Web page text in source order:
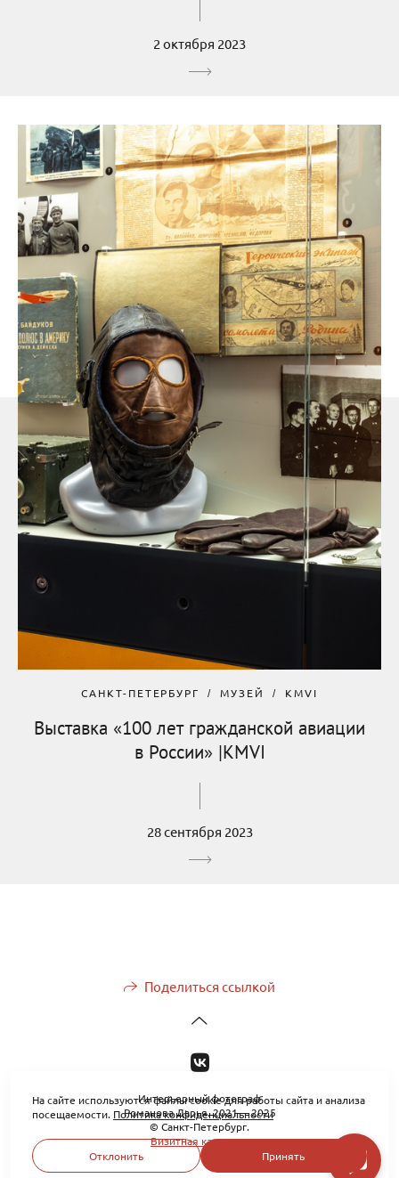
2 октября 2023
САНКТ-ПЕТЕРБУРГ МУЗЕЙ KMVI
Выставка «100 лет гражданской авиации
в России» |KMVI
28 сентября 2023
Поделиться ссылкой
Интерьерный фотограф
Романова Дарья. 2021— 2025
© Санкт-Петербург.
Визитная карточка
На сайте используются файлы cookie для работы сайта и анализа
посещаемости. Политика конфиденциальности
Отклонить Принять